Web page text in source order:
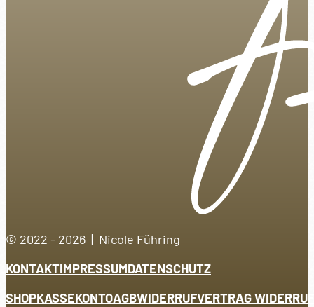
© 2022 - 2026 | Nicole Führing
KONTAKTIMPRESSUMDATENSCHUTZ
SHOPKASSEKONTOAGBWIDERRUFVERTRAG